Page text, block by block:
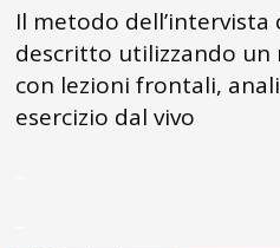
Il metodo dell’intervista
descritto utilizzando
con lezioni frontali,
esercizio dal vivo